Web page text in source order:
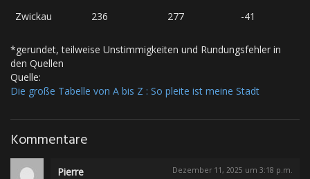
Zwickau
236 277 -41
*gerundet, teilweise Unstimmigkeiten und Rundungsfehler in
den Quellen
Quelle:
Die große Tabelle von A bis Z : So pleite ist meine Stadt
Kommentare
Pierre Dezember 11, 2025 um 3:18 p.m.